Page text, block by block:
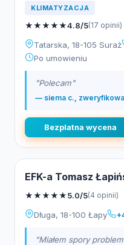
KLIMATYZACJA
★★★★★4.8/5(17 opinii)
Tatarska, 18-105 Suraż
Po umowieniu
"Polecam"
— siema c.,
Bezplatna wycena
EFK-a Tomasz
★★★★★5.0/5(4 opinii)
Długa, 18-100 Łapy
"Miałem spory